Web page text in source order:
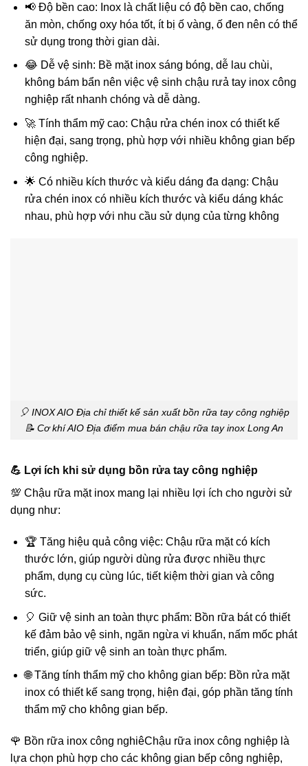
📢 Độ bền cao: Inox là chất liệu có độ bền cao, chống
ăn mòn, chống oxy hóa tốt, ít bị ố vàng, ố đen nên có thể
sử dụng trong thời gian dài.
😂 Dễ vệ sinh: Bề mặt inox sáng bóng, dễ lau chùi,
không bám bẩn nên việc vệ sinh chậu rưả tay inox công
nghiệp rất nhanh chóng và dễ dàng.
🚀 Tính thẩm mỹ cao: Chậu rửa chén inox có thiết kế
hiện đại, sang trọng, phù hợp với nhiều không gian bếp
công nghiệp.
🌟 Có nhiều kích thước và kiểu dáng đa dạng: Chậu
rửa chén inox có nhiều kích thước và kiểu dáng khác
nhau, phù hợp với nhu cầu sử dụng của từng không
🎈 INOX AIO Địa chỉ thiết kế sản xuất bồn rữa tay công nghiệp
📝 Cơ khí AIO Đị̣a điểm mua bán chậu rữa tay inox Long An
💪 Lợi ích khi sử dụng bồn rửa tay công nghiệp
💯 Chậu rữa mặt inox mang lại nhiều lợi ích cho người sử
dụng như:
🏆 Tăng hiệu quả công việc: Chậu rữa mặt có kích
thước lớn, giúp người dùng rửa được nhiều thực
phẩm, dụng cụ cùng lúc, tiết kiệm thời gian và công
sức.
🎈 Giữ vệ sinh an toàn thực phẩm: Bồn rữa bát có thiết
kế đảm bảo vệ sinh, ngăn ngừa vi khuẩn, nấm mốc phát
triển, giúp giữ vệ sinh an toàn thực phẩm.
🌐 Tăng tính thẩm mỹ cho không gian bếp: Bồn rửa mặt
inox có thiết kế sang trọng, hiện đại, góp phần tăng tính
thẩm mỹ cho không gian bếp.
🌹 Bồn rữa inox công nghiêChậu rữa inox công nghiệp là
lựa chọn phù hợp cho các không gian bếp công nghiệp,